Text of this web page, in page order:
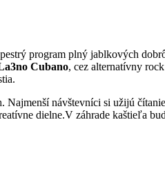
program plný jablkových
Cubano, cez alternatívny rock
Najmenší návštevníci si užijú
dielne.V záhrade kaštieľa